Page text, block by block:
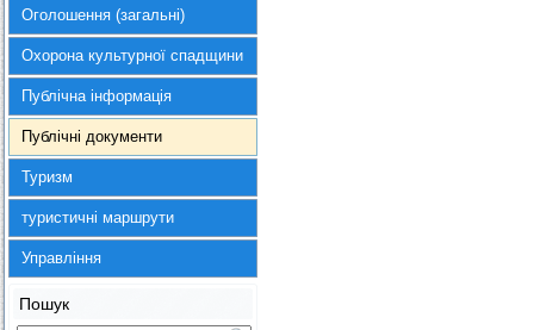
Оголошення (загальні)
Охорона культурної спадщини
Публічна інформація
Публічні документи
Туризм
туристичні маршрути
Управління
Пошук